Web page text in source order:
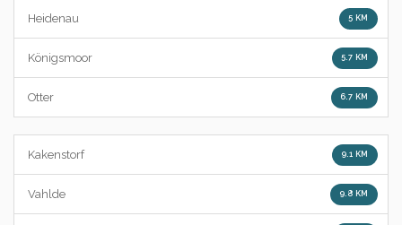
Heidenau 5 KM
Königsmoor 5.7 KM
Otter 6.7 KM
Kakenstorf 9.1 KM
Vahlde 9.8 KM